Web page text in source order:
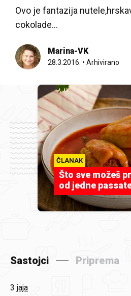
Ovo je fantazija
cokolade...
Marina-VK
28.3.2016. • Arhivirano
ČLANAK
Što sve možeš
od jedne
Sastojci Priprema
3 jaja